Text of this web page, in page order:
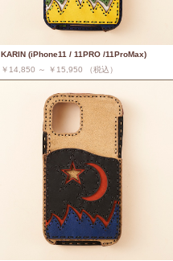
KARIN (iPhone11 / 11PRO /11ProMax)
￥14,850 ～ ￥15,950 （税込）